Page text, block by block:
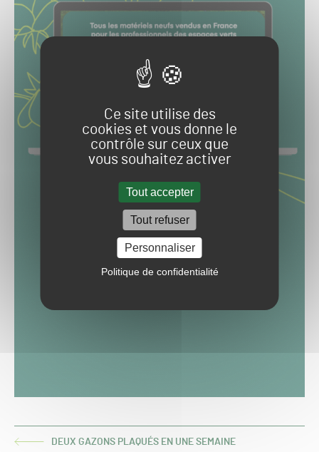
Ce site utilise des
cookies et vous donne le
contrôle sur ceux que
vous souhaitez activer
Tout accepter
Tout refuser
Personnaliser
Politique de confidentialité
ARTICLEDEUX GAZONS PLAQUÉS EN UNE SEMAINE